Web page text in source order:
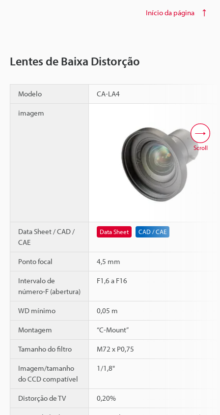
Início da página
Lentes de Baixa Distorção
Modelo CA-LA4
imagem
Data Sheet / CAD /
CAE
Data Sheet CAD / CAE
Ponto focal 4,5 mm
Intervalo de
número-F (abertura)
F1,6 a F16
WD mínimo 0,05 m
Montagem “C-Mount”
Tamanho do filtro M72 x P0,75
Imagem/tamanho
do CCD compatível
1/1,8"
Distorção de TV 0,20%
Scroll